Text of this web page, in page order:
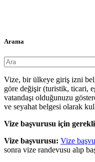
Arama
Vize, bir ülkeye giriş izni
göre değişir (turistik, ticari,
vatandaşı olduğunuzu
ve seyahat belgesi olarak
Vize başvurusu için
Vize başvurusu: Vize
sonra vize randevusu alıp